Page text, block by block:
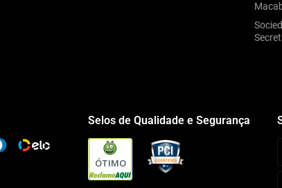
Selos de Qualidade e Segurança
ÓTIMO